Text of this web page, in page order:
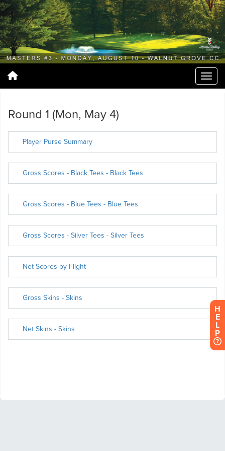
H
E
L
P